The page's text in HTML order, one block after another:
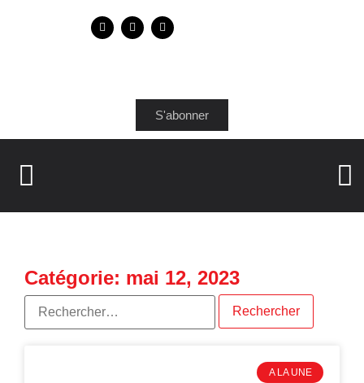
S'abonner
Catégorie: mai 12, 2023
A LA UNE